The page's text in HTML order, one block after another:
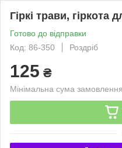
Гіркі трави, гіркота
Готово до відправки
Код: 86-350
Роздріб
125 ₴
Мінімальна сума